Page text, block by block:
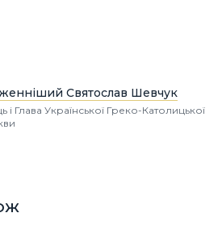
Святослав Шевчук
і Глава Української Греко-Католицької